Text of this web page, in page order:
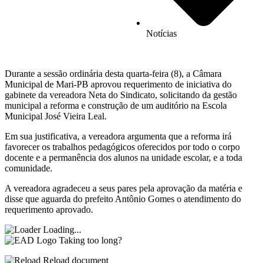
Notícias
Durante a sessão ordinária desta quarta-feira (8), a Câmara
Municipal de Mari-PB aprovou requerimento de iniciativa do
gabinete da vereadora Neta do Sindicato, solicitando da gestão
municipal a reforma e construção de um auditório na Escola
Municipal José Vieira Leal.
Em sua justificativa, a vereadora argumenta que a reforma irá
favorecer os trabalhos pedagógicos oferecidos por todo o corpo
docente e a permanência dos alunos na unidade escolar, e a toda
comunidade.
A vereadora agradeceu a seus pares pela aprovação da matéria e
disse que aguarda do prefeito Antônio Gomes o atendimento do
requerimento aprovado.
Loading...
Taking too long?
Reload document